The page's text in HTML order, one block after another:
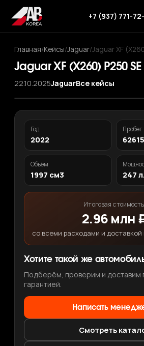
+7 (937) 771-
Главная/Кейсы/Jaguar/Jaguar XF
Jaguar XF (X260) P250 SE
22.10.2025JaguarВсе кейсы
‹
Год
2022
Пробег
Объём
1997 см3 247
Итоговая стоимость
2.96 млн
со всеми расходами и
Хотите такой же
Подберём, проверим и доставим
гарантией.
Написать
Смотреть